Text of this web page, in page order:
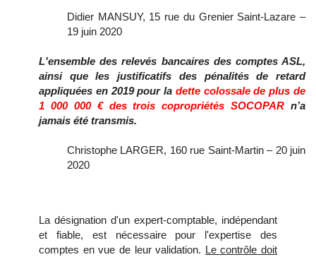
Didier MANSUY, 15 rue du Grenier Saint-Lazare –
19 juin 2020
L'ensemble des relevés bancaires des comptes ASL,
ainsi que les justificatifs des pénalités de retard
appliquées en 2019 pour la dette colossale de plus de
1 000 000 € des trois copropriétés SOCOPAR n’a
jamais été transmis.
Christophe LARGER, 160 rue Saint-Martin – 20 juin
2020
La désignation d'un expert-comptable, indépendant
et fiable, est nécessaire pour l'expertise des
comptes en vue de leur validation. Le contrôle doit